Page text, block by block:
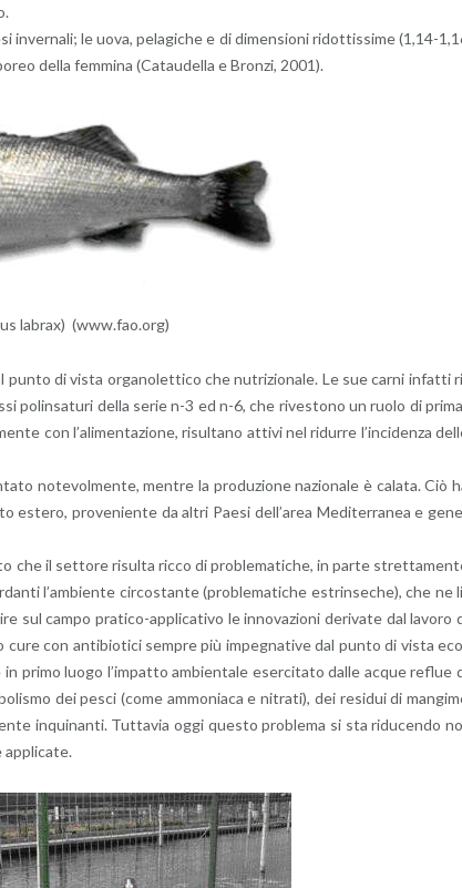
in­ver­na­li; le uova, pe­la­gi­che e di di­men­sio­ni ri­dot­tis­si­me (1,14-
della fem­mi­na (Ca­tau­del­la e Bron­zi, 2001).
la­brax) (www.​fao.​org)
punto di vista or­ga­no­let­ti­co che nu­tri­zio­na­le. Le sue carni in­fat­ti
po­lin­sa­tu­ri della serie n-3 ed n-6, che ri­ve­sto­no un ruolo di
con l’a­li­men­ta­zio­ne, ri­sul­ta­no at­ti­vi nel ri­dur­re l’in­ci­den­za
no­te­vol­men­te, men­tre la pro­du­zio­ne na­zio­na­le è ca­la­ta. Ciò
pro­ve­nien­te da altri Paesi del­l’a­rea Me­di­ter­ra­nea e
che il set­to­re ri­sul­ta ricco di pro­ble­ma­ti­che, in parte
l’am­bien­te cir­co­stan­te (pro­ble­ma­ti­che estrin­se­che), che ne
sul campo pra­ti­co-ap­pli­ca­ti­vo le in­no­va­zio­ni de­ri­va­te dal la­vo­ro
con an­ti­bio­ti­ci sem­pre più im­pe­gna­ti­ve dal punto di vista
primo luogo l’im­pat­to am­bien­ta­le eser­ci­ta­to dalle acque re­flue
dei pesci (come am­mo­nia­ca e ni­tra­ti), dei re­si­dui di
in­qui­nan­ti. Tut­ta­via oggi que­sto pro­ble­ma si sta ri­du­cen­do
ap­pli­ca­te.